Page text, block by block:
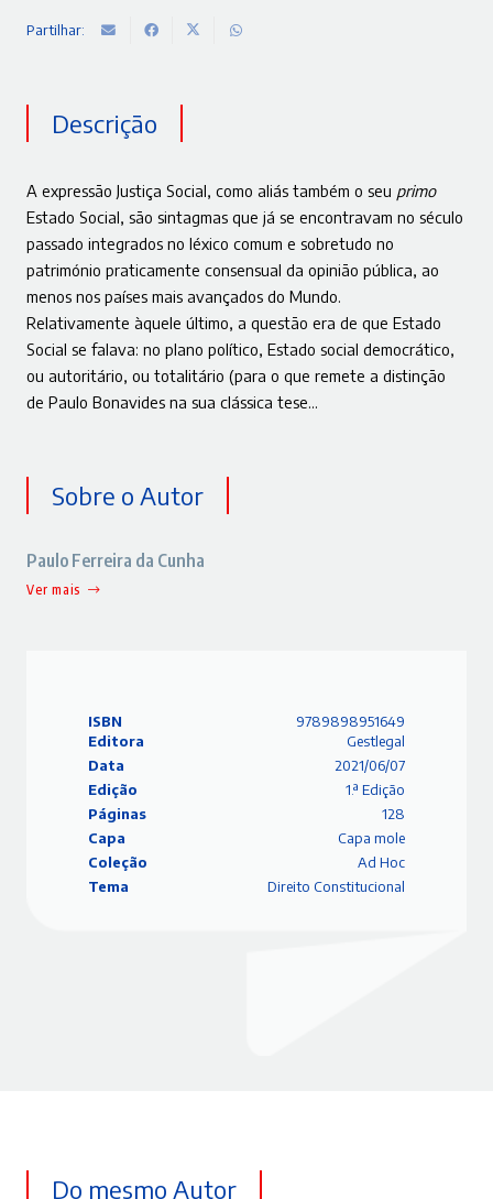
Partilhar:
Descrição
A expressão Justiça Social, como aliás também o seu primo
Estado Social, são sintagmas que já se encontravam no século
passado integrados no léxico comum e sobretudo no
património praticamente consensual da opinião pública, ao
menos nos países mais avançados do Mundo.
Relativamente àquele último, a questão era de que Estado
Social se falava: no plano político, Estado social democrático,
ou autoritário, ou totalitário (para o que remete a distinção
de Paulo Bonavides na sua clássica tese…
Sobre o Autor
Paulo Ferreira da Cunha
Ver mais
ISBN
9789898951649
Editora
Gestlegal
Data
2021/06/07
Edição
1.ª Edição
Páginas
128
Capa
Capa mole
Coleção
Ad Hoc
Tema
Direito Constitucional
Do mesmo Autor